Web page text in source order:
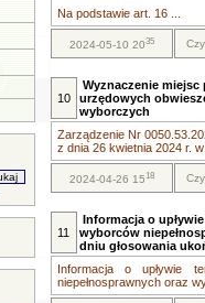
Na podstawie art. 16 ...
2024-05-10 2035
10
Wyznaczenie miejsc
urzędowych
wyborczych
Zarządzenie Nr
z dnia 26 kwietnia 2024 r.
2024-04-26 1518
11
Informacja o
wyborców
dniu głosowania
Informacja o upływie
niepełnosprawnych oraz